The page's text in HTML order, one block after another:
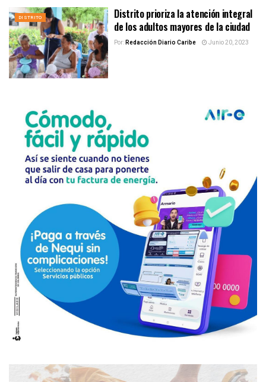
DISTRITO
Distrito prioriza la atención integral
de los adultos mayores de la ciudad
Por:Redacción Diario Caribe Junio 20, 2023